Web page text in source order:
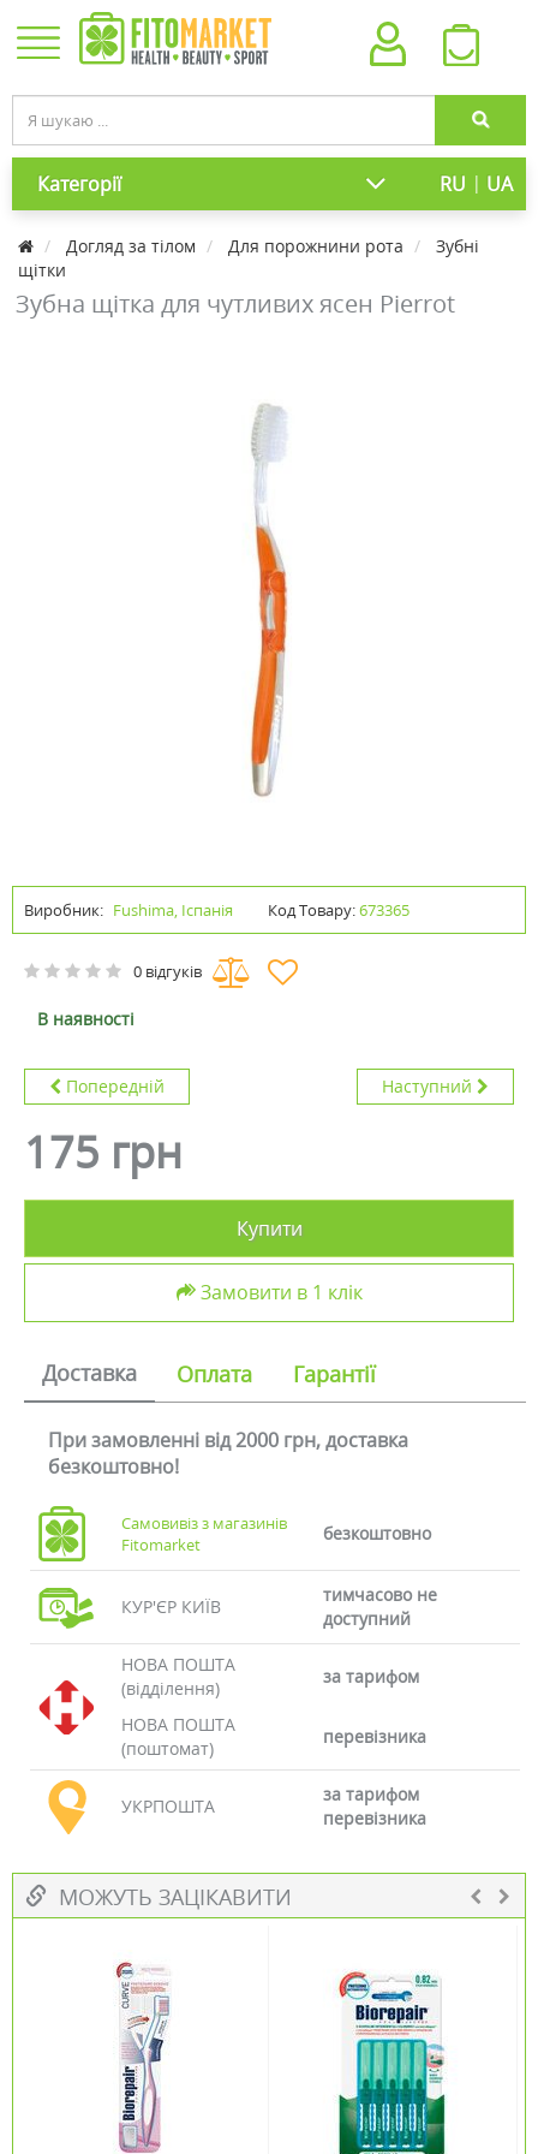
Категорії RU | UA
Догляд за тілом Для порожнини рота
Зубні
щітки
Зубна щітка для чутливих ясен Pierrot
Виробник: Fushima, Іспанія Код Товару:673365
0 відгуків
В наявності
Попередній Наступний
175 грн
Купити
Замовити в 1 клік
Доставка Оплата Гарантії
При замовленні від 2000 грн, доставка
безкоштовно!
Самовивіз з магазинів
Fitomarket
безкоштовно
КУР'ЄР КИЇВ
тимчасово не
доступний
НОВА ПОШТА
(відділення)
за тарифом
НОВА ПОШТА
(поштомат)
перевізника
УКРПОШТА
за тарифом
перевізника
МОЖУТЬ ЗАЦІКАВИТИ